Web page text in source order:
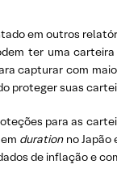
em outros
ter uma
capturar com
proteger suas
para as
durationno Japão
de inflação e